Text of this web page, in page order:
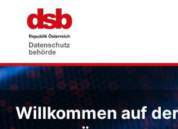
Willkommen auf